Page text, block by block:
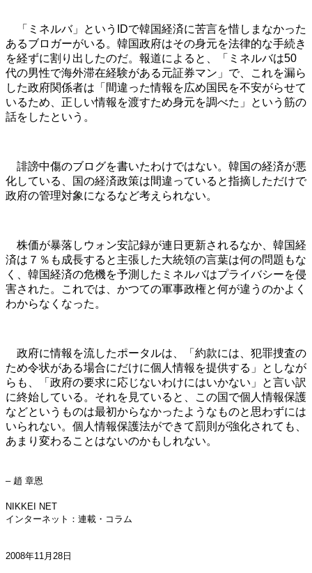
「ミネルバ」というIDで韓国経済に苦言を惜しまなかった
あるブロガーがいる。韓国政府はその身元を法律的な手続き
を経ずに割り出したのだ。報道によると、「ミネルバは50
代の男性で海外滞在経験がある元証券マン」で、これを漏ら
した政府関係者は「間違った情報を広め国民を不安がらせて
いるため、正しい情報を渡すため身元を調べた」という筋の
話をしたという。
誹謗中傷のブログを書いたわけではない。韓国の経済が悪
化している、国の経済政策は間違っていると指摘しただけで
政府の管理対象になるなど考えられない。
株価が暴落しウォン安記録が連日更新されるなか、韓国経
済は７％も成長すると主張した大統領の言葉は何の問題もな
く、韓国経済の危機を予測したミネルバはプライバシーを侵
害された。これでは、かつての軍事政権と何が違うのかよく
わからなくなった。
政府に情報を流したポータルは、「約款には、犯罪捜査の
ため令状がある場合にだけに個人情報を提供する」としなが
らも、「政府の要求に応じないわけにはいかない」と言い訳
に終始している。それを見ていると、この国で個人情報保護
などというものは最初からなかったようなものと思わずには
いられない。個人情報保護法ができて罰則が強化されても、
あまり変わることはないのかもしれない。
– 趙 章恩
NIKKEI NET
インターネット：連載・コラム
2008年11月28日